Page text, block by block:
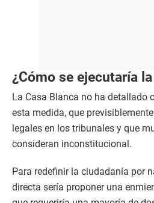
¿Cómo se ejecutaría
La Casa Blanca no ha detallado
esta medida, que
legales en los tribunales y que
consideran inconstitucional.
Para redefinir la ciudadanía por
directa sería proponer una